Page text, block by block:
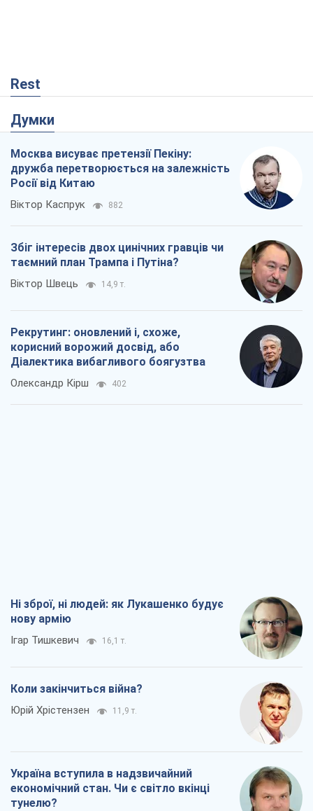
Rest
Думки
Москва висуває претензії Пекіну:
дружба перетворюється на залежність
Росії від Китаю
Віктор Каспрук 882
Збіг інтересів двох цинічних гравців чи
таємний план Трампа і Путіна?
Віктор Швець 14,9 т.
Рекрутинг: оновлений і, схоже,
корисний ворожий досвід, або
Діалектика вибагливого боягузтва
Олександр Кірш 402
Ні зброї, ні людей: як Лукашенко будує
нову армію
Ігар Тишкевич 16,1 т.
Коли закінчиться війна?
Юрій Хрістензен 11,9 т.
Україна вступила в надзвичайний
економічний стан. Чи є світло вкінці
тунелю?